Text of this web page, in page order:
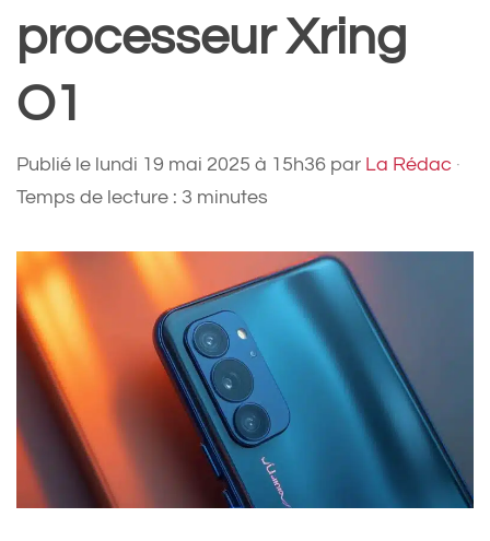
processeur Xring
O1
Publié le lundi 19 mai 2025 à 15h36 par La Rédac ·
Temps de lecture : 3 minutes